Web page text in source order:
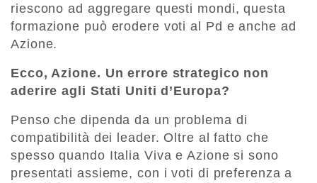
riescono ad aggregare questi mondi, questa
formazione può erodere voti al Pd e anche ad
Azione.
Ecco, Azione. Un errore strategico non
aderire agli Stati Uniti d’Europa?
Penso che dipenda da un problema di
compatibilità dei leader. Oltre al fatto che
spesso quando Italia Viva e Azione si sono
presentati assieme, con i voti di preferenza a